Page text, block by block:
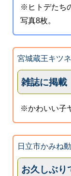
※ヒトデたち
写真8枚。
宮城蔵王キツ
雑誌に掲載
※かわいい子
日立市かみね
お久しぶり